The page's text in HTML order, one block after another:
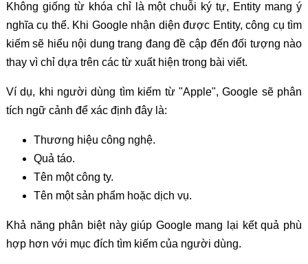
Không giống từ khóa chỉ là một chuỗi ký tự, Entity mang ý
nghĩa cụ thể. Khi Google nhận diện được Entity, công cụ tìm
kiếm sẽ hiểu nội dung trang đang đề cập đến đối tượng nào
thay vì chỉ dựa trên các từ xuất hiện trong bài viết.
Ví dụ, khi người dùng tìm kiếm từ "Apple", Google sẽ phân
tích ngữ cảnh để xác định đây là:
Thương hiệu công nghệ.
Quả táo.
Tên một công ty.
Tên một sản phẩm hoặc dịch vụ.
Khả năng phân biệt này giúp Google mang lại kết quả phù
hợp hơn với mục đích tìm kiếm của người dùng.